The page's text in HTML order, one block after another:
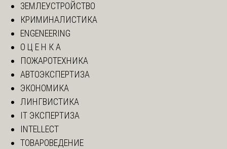
ЗЕМЛЕУСТРОЙСТВО
КРИМИНАЛИСТИКА
ENGENEERING
О Ц Е Н К А
ПОЖАРОТЕХНИКА
АВТОЭКСПЕРТИЗА
ЭКОНОМИКА
ЛИНГВИСТИКА
IT ЭКСПЕРТИЗА
INTELLECT
ТОВАРОВЕДЕНИЕ